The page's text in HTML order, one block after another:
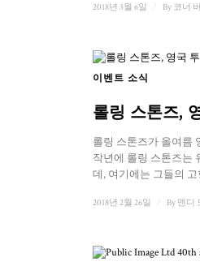
2018년 3월 6일 By 코너
이벤트 소식
롤링 스톤즈,
롤링 스톤즈가 올여름
작년에 롤링 스톤즈는
데, 여기에는 그들의
2018년 2월 26일 By 맨디